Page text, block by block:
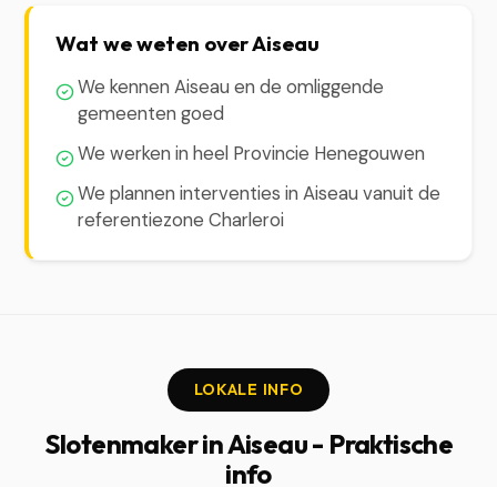
Wat we weten over Aiseau
We kennen Aiseau en de omliggende
gemeenten goed
We werken in heel Provincie Henegouwen
We plannen interventies in Aiseau vanuit de
referentiezone Charleroi
LOKALE INFO
Slotenmaker in Aiseau - Praktische
info